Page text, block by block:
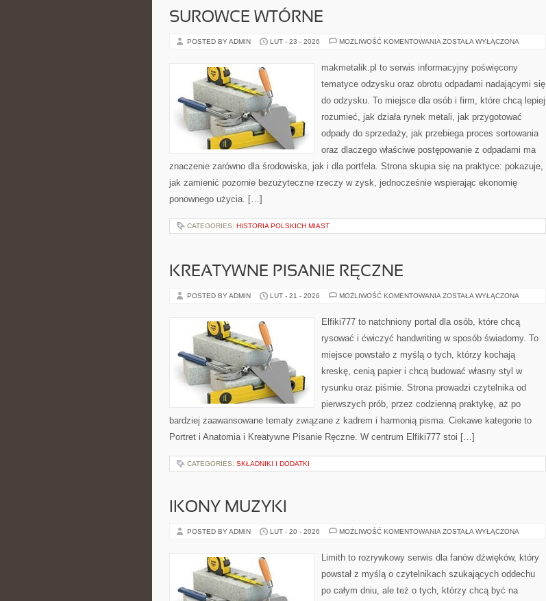
SUROWCE WTÓRNE
POSTED BY ADMIN LUT - 23 - 2026 MOŻLIWOŚĆ KOMENTOWANIA SUROWCE
ZOSTAŁA WYŁĄCZONA
makmetalik.pl to serwis informacyjny poświęcony
tematyce odzysku oraz obrotu odpadami nadającymi się
do odzysku. To miejsce dla osób i firm, które chcą lepiej
rozumieć, jak działa rynek metali, jak przygotować
odpady do sprzedaży, jak przebiega proces sortowania
oraz dlaczego właściwe postępowanie z odpadami ma
znaczenie zarówno dla środowiska, jak i dla portfela. Strona skupia się na praktyce: pokazuje,
jak zamienić pozornie bezużyteczne rzeczy w zysk, jednocześnie wspierając ekonomię
ponownego użycia. […]
CATEGORIES: HISTORIA POLSKICH MIAST
KREATYWNE PISANIE RĘCZNE
POSTED BY ADMIN LUT - 21 - 2026 MOŻLIWOŚĆ KOMENTOWANIA KREATYWNE
ZOSTAŁA WYŁĄCZONA
Elfiki777 to natchniony portal dla osób, które chcą
rysować i ćwiczyć handwriting w sposób świadomy. To
miejsce powstało z myślą o tych, którzy kochają
kreskę, cenią papier i chcą budować własny styl w
rysunku oraz piśmie. Strona prowadzi czytelnika od
pierwszych prób, przez codzienną praktykę, aż po
bardziej zaawansowane tematy związane z kadrem i harmonią pisma. Ciekawe kategorie to
Portret i Anatomia i Kreatywne Pisanie Ręczne. W centrum Elfiki777 stoi […]
CATEGORIES: SKŁADNIKI I DODATKI
IKONY MUZYKI
POSTED BY ADMIN LUT - 20 - 2026 MOŻLIWOŚĆ KOMENTOWANIA IKONY
ZOSTAŁA WYŁĄCZONA
Limith to rozrywkowy serwis dla fanów dźwięków, który
powstał z myślą o czytelnikach szukających oddechu
po całym dniu, ale też o tych, którzy chcą być na